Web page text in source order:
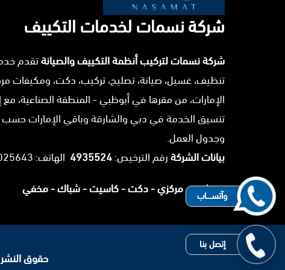
شركة نسمات لخدمات التكييف
شركة نسمات لتركيب أنظمة التكييف والصيانةتقدم
تنظيف، غسيل، صيانة، تصليح، تركيب، دكت، ومكيفات
الإمارات، من مقرها في أبوظبي - المنطقة الصناعية، مع
تنسيق الخدمة في دبي والشارقة وباقي الإمارات
وجدول العمل.
بيانات الشركةرقم الترخيص:4935524 الهاتف: 0503025643.
سبليت -مركزي -دكت -كاسيت -شباك -مخفي
حقوق النشر 2026 © جميع الحقوق
إتصل بنا
وآتســــاب